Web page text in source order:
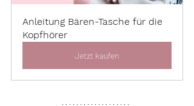
Anleitung Bären-Tasche für die
Kopfhörer
Jetzt kaufen